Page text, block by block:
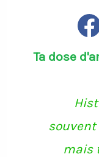
F
a
e
Ta dose
mais